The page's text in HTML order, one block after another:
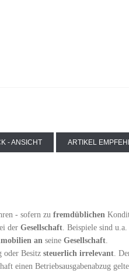
- ANSICHT ARTIKEL
- sofern zu fremdüblichen
der Gesellschaft . Beispiele sind
an seine Gesellschaft
oder Besitz steuerlich irrelevant .
einen Betriebsausgabenabzug